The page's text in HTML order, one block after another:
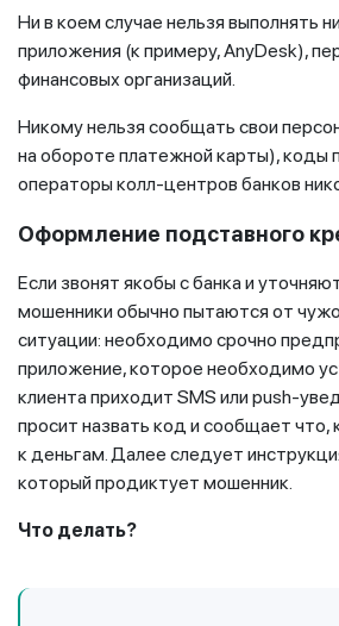
Ни в коем случае нельзя выполнять
приложения (к примеру, AnyDesk),
финансовых организаций.
Никому нельзя сообщать свои
на обороте платежной карты),
операторы колл-центров банков
Оформление подставного
Если звонят якобы с банка и
мошенники обычно пытаются от
ситуации: необходимо срочно
приложение, которое необходимо
клиента приходит SMS или push-
просит назвать код и сообщает
к деньгам. Далее следует
который продиктует мошенник.
Что делать?